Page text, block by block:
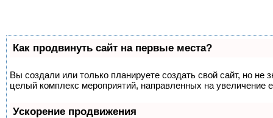
Как продвинуть сайт на первые места?
Вы создали или только планируете создать свой сайт, но не
целый комплекс мероприятий, направленных на увеличение
Ускорение продвижения